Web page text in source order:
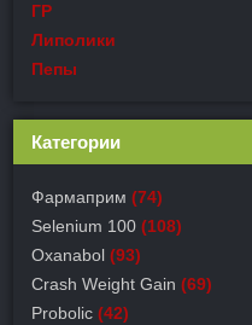
ГР
Липолики
Пепы
Категории
Фармаприм (74)
Selenium 100 (108)
Oxanabol (93)
Crash Weight Gain (69)
Probolic (42)